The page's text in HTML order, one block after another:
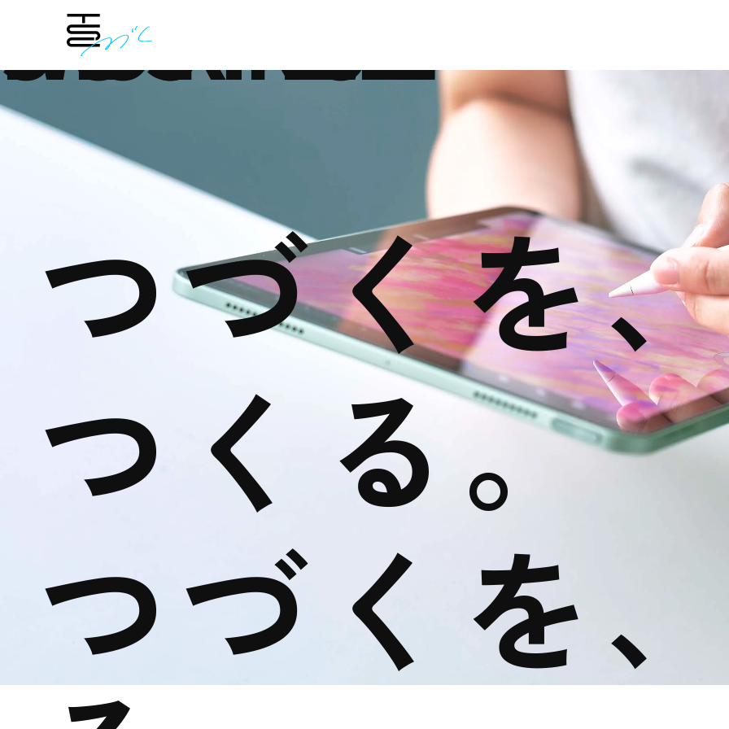
つづくを
つくる。
つづくを
SUSTIVE
WORKS
PEOPLE